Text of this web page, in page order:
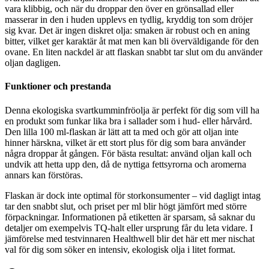
vara klibbig, och när du droppar den över en grönsallad eller
masserar in den i huden upplevs en tydlig, kryddig ton som dröjer
sig kvar. Det är ingen diskret olja: smaken är robust och en aning
bitter, vilket ger karaktär åt mat men kan bli överväldigande för den
ovane. En liten nackdel är att flaskan snabbt tar slut om du använder
oljan dagligen.
Funktioner och prestanda
Denna ekologiska svartkumminfröolja är perfekt för dig som vill ha
en produkt som funkar lika bra i sallader som i hud- eller hårvård.
Den lilla 100 ml-flaskan är lätt att ta med och gör att oljan inte
hinner härskna, vilket är ett stort plus för dig som bara använder
några droppar åt gången. För bästa resultat: använd oljan kall och
undvik att hetta upp den, då de nyttiga fettsyrorna och aromerna
annars kan förstöras.
Flaskan är dock inte optimal för storkonsumenter – vid dagligt intag
tar den snabbt slut, och priset per ml blir högt jämfört med större
förpackningar. Informationen på etiketten är sparsam, så saknar du
detaljer om exempelvis TQ-halt eller ursprung får du leta vidare. I
jämförelse med testvinnaren Healthwell blir det här ett mer nischat
val för dig som söker en intensiv, ekologisk olja i litet format.